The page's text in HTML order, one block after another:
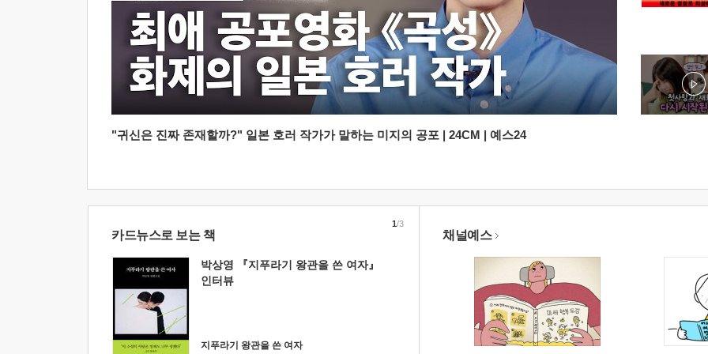
"귀신은 진짜 존재할까?" 일본 호러 작가가 말하는 미지의 공포 | 24CM | 예스24
카드뉴스로 보는 책
박상영 『지푸라기 왕관을 쓴 여자』
인터뷰
지푸라기 왕관을 쓴 여자
1/3
채널예스